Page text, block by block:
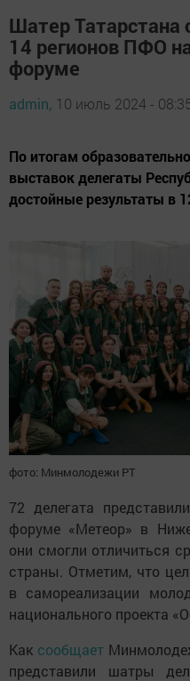
Шатер Татарстана
14 регионов ПФО
форуме
admin, 10 июль 2024 -
По итогам
выставок делегаты
достойные результаты в
фото: Минмолодежи РТ
72 делегата
форуме «Метеор» в
они смогли отличиться
страны. Отметим, что
в самореализации
национального проекта
Как сообщает
представили шатры